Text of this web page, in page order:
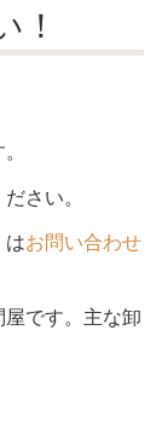
ョ
！
さい。
はお問い合わせ
屋です。主な卸